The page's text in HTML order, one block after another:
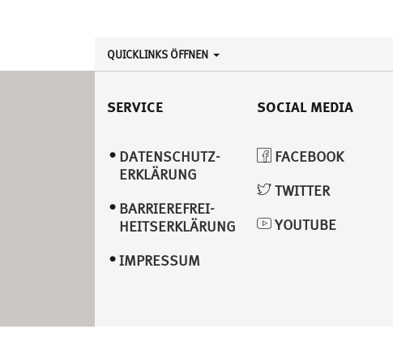
QUICKLINKS ÖFFNEN
SERVICE
DATENSCHUTZ­
ERKLÄRUNG
BARRIEREFREI­
HEITSERKLÄRUNG
IMPRESSUM
SOCIAL MEDIA
FACEBOOK
TWITTER
YOUTUBE